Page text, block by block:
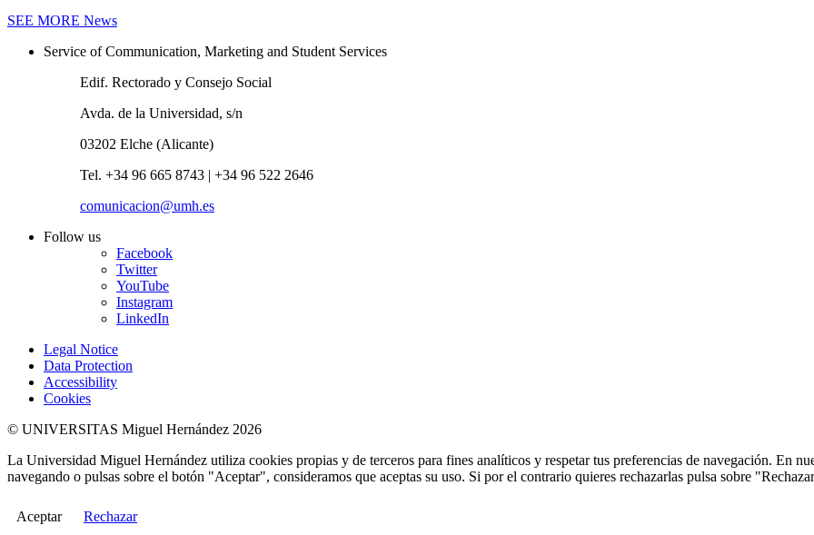
SEE MORE News
Service of Communication, Marketing and Student Services
Edif. Rectorado y Consejo Social
Avda. de la Universidad, s/n
03202 Elche (Alicante)
Tel. +34 96 665 8743 | +34 96 522 2646
comunicacion@umh.es
Follow us
Facebook
Twitter
YouTube
Instagram
LinkedIn
Legal Notice
Data Protection
Accessibility
Cookies
© UNIVERSITAS Miguel Hernández 2026
La Universidad Miguel Hernández utiliza cookies propias y de terceros para fines analíticos y respetar tus preferencias de navegación. En
navegando o pulsas sobre el botón "Aceptar", consideramos que aceptas su uso. Si por el contrario quieres rechazarlas pulsa sobre
Aceptar Rechazar